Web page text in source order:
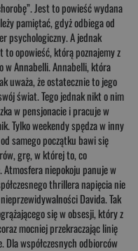
Jest to powieść wydana
pamiętać, gdyż odbiega od
psychologiczny. A jednak
to opowieść, którą poznajemy z
w Annabelli. Annabelli, która
uważa, że ostatecznie to jego
świat. Tego jednak nikt o nim
w pensjonacie i pracuje w
Tylko weekendy spędza w inny
samego początku bawi się
grę, w której to, co
Atmosfera niepokoju panuje w
thrillera napięcia nie
Davida. Tak
się w obsesji, który z
mocniej przekraczając linię
Dla współczesnych odbiorców